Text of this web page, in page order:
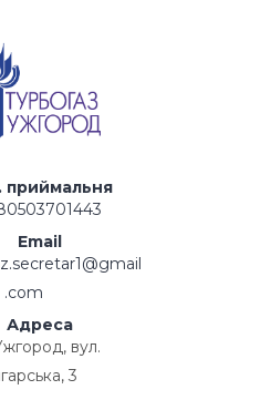
приймальня
Email
.com
Адреса
вул.
3